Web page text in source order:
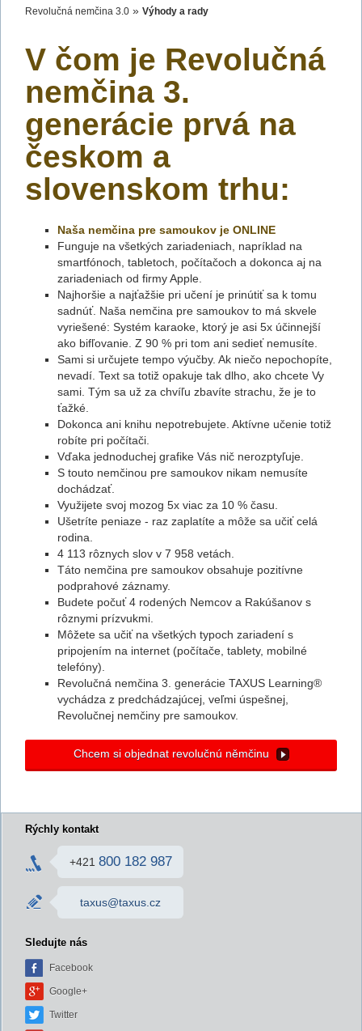
Revolučná nemčina 3.0 » Výhody a rady
V čom je Revolučná
nemčina 3.
generácie prvá na
českom a
slovenskom trhu:
Naša nemčina pre samoukov je ONLINE
Funguje na všetkých zariadeniach, napríklad na
smartfónoch, tabletoch, počítačoch a dokonca aj na
zariadeniach od firmy Apple.
Najhoršie a najťažšie pri učení je prinútiť sa k tomu
sadnúť. Naša nemčina pre samoukov to má skvele
vyriešené: Systém karaoke, ktorý je asi 5x účinnejší
ako bifľovanie. Z 90 % pri tom ani sedieť nemusíte.
Sami si určujete tempo výučby. Ak niečo nepochopíte,
nevadí. Text sa totiž opakuje tak dlho, ako chcete Vy
sami. Tým sa už za chvíľu zbavíte strachu, že je to
ťažké.
Dokonca ani knihu nepotrebujete. Aktívne učenie totiž
robíte pri počítači.
Vďaka jednoduchej grafike Vás nič nerozptyľuje.
S touto nemčinou pre samoukov nikam nemusíte
dochádzať.
Využijete svoj mozog 5x viac za 10 % času.
Ušetríte peniaze - raz zaplatíte a môže sa učiť celá
rodina.
4 113 rôznych slov v 7 958 vetách.
Táto nemčina pre samoukov obsahuje pozitívne
podprahové záznamy.
Budete počuť 4 rodených Nemcov a Rakúšanov s
rôznymi prízvukmi.
Môžete sa učiť na všetkých typoch zariadení s
pripojením na internet (počítače, tablety, mobilné
telefóny).
Revolučná nemčina 3. generácie TAXUS Learning®
vychádza z predchádzajúcej, veľmi úspešnej,
Revolučnej nemčiny pre samoukov.
Chcem si objednat revolučnú němčinu
Rýchly kontakt
+421 800 182 987
taxus@taxus.cz
Sledujte nás
Facebook
Google+
Twitter